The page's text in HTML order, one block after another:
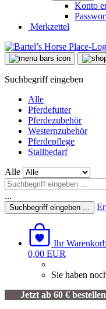
Konto
Merkzettel
Suchbegriff eingeben
Alle
Pferdefutter
Pferdezubehör
Westernzubehör
Pferdepflege
Stallbedarf
Alle
...
Suchbegriff eingeben ...
Ihr
0,00 EUR
Sie haben
Jetzt ab 60 €